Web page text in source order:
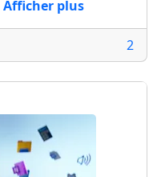
Afficher plus
2